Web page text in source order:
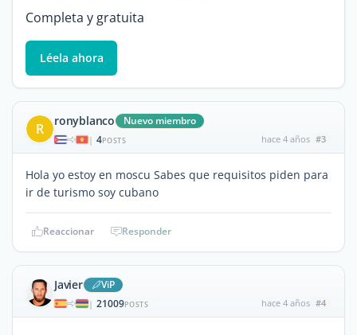
Completa y gratuita
Léela ahora
R ronyblanco Nuevo miembro
| 4POSTS hace 4 años #3
Hola yo estoy en moscu Sabes que requisitos piden para
ir de turismo soy cubano
Reaccionar Responder
Javier ViP
| 21009POSTS hace 4 años #4